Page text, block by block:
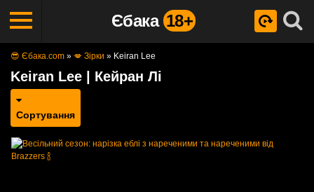
Єбака 18+
😎 Єбака.com » 💋 Зірки » Keiran Lee
Keiran Lee | Кейран Лі
Сортування